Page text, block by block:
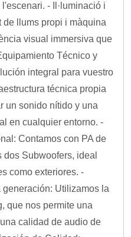
- Il·luminació i
de llums propi i màquina
visual immersiva que
Técnico y
integral para vuestro
técnica propia
un sonido nítido y una
en cualquier entorno. -
Contamos con PA de
Subwoofers, ideal
como exteriores. -
Utilizamos la
que nos permite una
calidad de audio de